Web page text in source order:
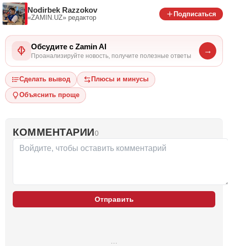
Nodirbek Razzokov
«ZAMIN.UZ» редактор
Подписаться
Обсудите с Zamin AI
Проанализируйте новость, получите полезные ответы
→
Сделать вывод Плюсы и минусы
Объяснить проще
КОММЕНТАРИИ0
Отправить
…